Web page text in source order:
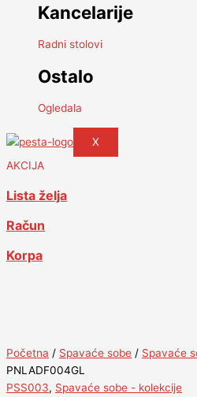
Kancelarije
Radni stolovi
Ostalo
Ogledala
X
AKCIJA
Lista želja
Račun
Korpa
Početna / Spavaće sobe / Spavaće
PNLADF004GL
PSS003, Spavaće sobe - kolekcije